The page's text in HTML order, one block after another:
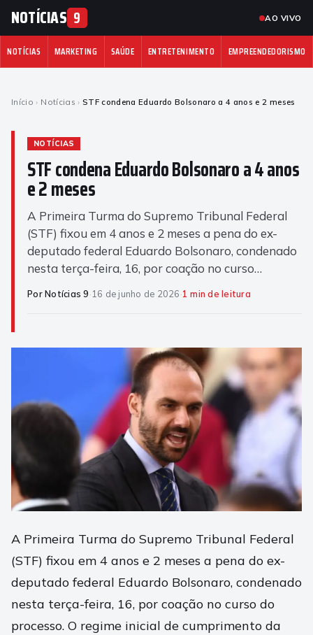
NOTÍCIAS 9 AO VIVO
NOTÍCIAS MARKETING SAÚDE ENTRETENIMENTO EMPREENDEDORISMO
Início › Notícias › STF condena Eduardo Bolsonaro a 4 anos e 2 meses
NOTÍCIAS
STF condena Eduardo Bolsonaro a 4 anos
e 2 meses
A Primeira Turma do Supremo Tribunal Federal
(STF) fixou em 4 anos e 2 meses a pena do ex-
deputado federal Eduardo Bolsonaro, condenado
nesta terça-feira, 16, por coação no curso…
Por Notícias 9·16 de junho de 2026·1 min de leitura
A Primeira Turma do Supremo Tribunal Federal
(STF) fixou em 4 anos e 2 meses a pena do ex-
deputado federal Eduardo Bolsonaro, condenado
nesta terça-feira, 16, por coação no curso do
processo. O regime inicial de cumprimento da